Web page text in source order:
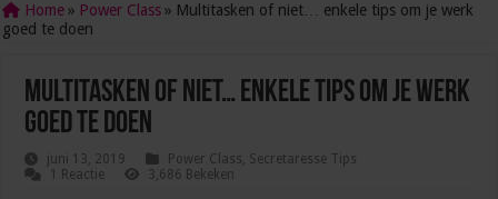
Home » Power Class » Multitasken of niet… enkele tips om je werk
goed te doen
Multitasken of niet… enkele tips om je werk
goed te doen
juni 13, 2019 Power Class, Secretaresse Tips
1 Reactie
3,686 Bekeken